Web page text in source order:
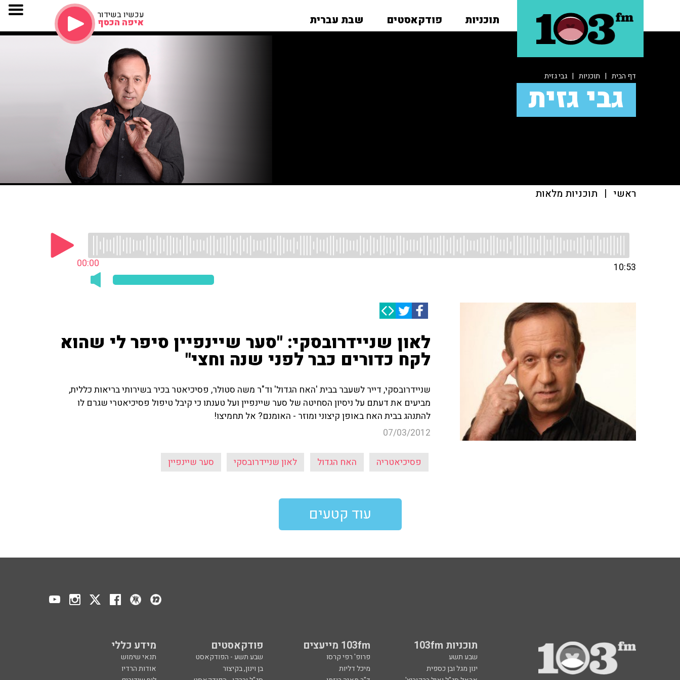
תוכניות פודקאסטים שבת עברית עכשיו בשידור
איפה הכסף
דף הבית | תוכניות | גבי גזית
גבי גזית
ראשי | תוכניות מלאות
00:00 10:53
לאון שניידרובסקי: "סער שיינפיין סיפר לי שהוא
לקח כדורים כבר לפני שנה וחצי"
שניידרובסקי, דייר לשעבר בבית 'האח הגדול' וד"ר משה סטולר, פסיכיאטר בכיר בשירותי בריאות כללית,
מביעים את דעתם על ניסיון הסחיטה של סער שיינפיין ועל טענתו כי קיבל טיפול פסיכיאטרי שגרם לו
להתנהג בבית האח באופן קיצוני ומוזר - האומנם? אל תחמיצו!
07/03/2012
פסיכיאטריה האח הגדול לאון שניידרובסקי סער שיינפיין
עוד קטעים
תוכניות 103fm 103fm מייעצים פודקאסטים מידע כללי
שבע תשע פרופ' רפי קרסו שבע תשע - הפודקאסט
תנאי שימוש
ינון מגל ובן כספית
מיכל דליות בן וינון, בקיצור
אודות הרדיו